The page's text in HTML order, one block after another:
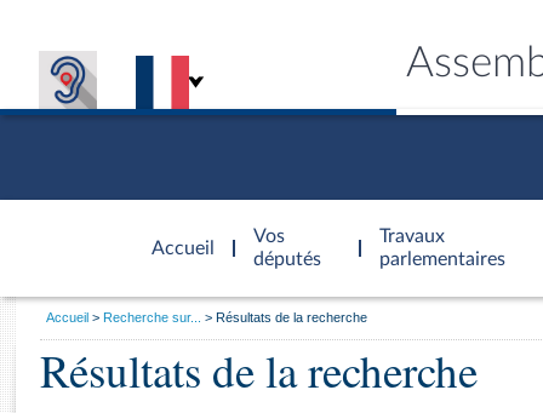
Accueil
d'accueil
Vos
députés
Travaux
parlementaires
Général
Vous
Accueil Recherche sur... Résultats de la recherche
Résultats de la recherche